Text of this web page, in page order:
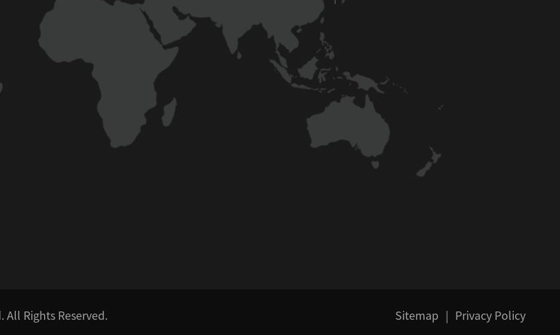
All Rights Reserved. Sitemap Privacy Policy